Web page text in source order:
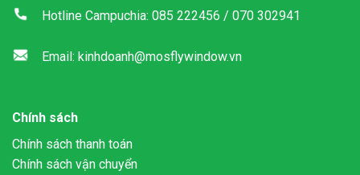
Hotline Campuchia: 085 222456 / 070 302941
Email: kinhdoanh@mosflywindow.vn
Chính sách
Chính sách thanh toán
Chính sách vận chuyển